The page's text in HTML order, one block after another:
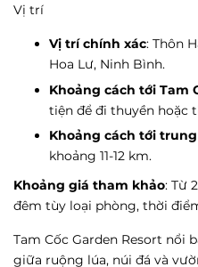
Vị trí
Vị trí chính xác: Thôn
Hoa Lư, Ninh Bình.
Khoảng cách tới Tam
tiện để đi thuyền hoặc
Khoảng cách tới
khoảng 11-12 km.
Khoảng giá tham khảo: Từ
đêm tùy loại phòng, thời
Tam Cốc Garden Resort nổi
giữa ruộng lúa, núi đá và